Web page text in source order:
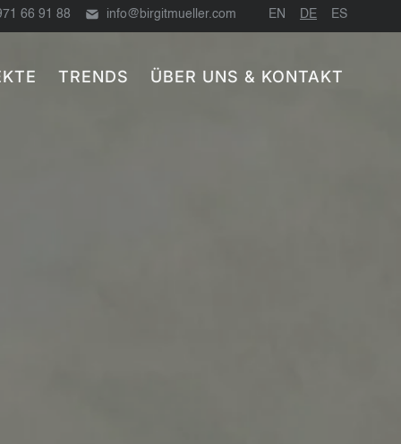
66 91 88 info@birgitmueller.com EN DE ES
TRENDS ÜBER UNS & KONTAKT